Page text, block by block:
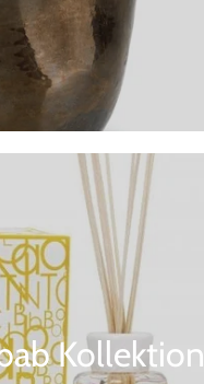
Kollektion